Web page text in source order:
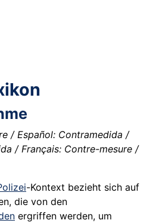
/ Español: Contramedida /
/ Français: Contre-mesure /
-Kontext bezieht sich auf
die von den
ergriffen werden, um